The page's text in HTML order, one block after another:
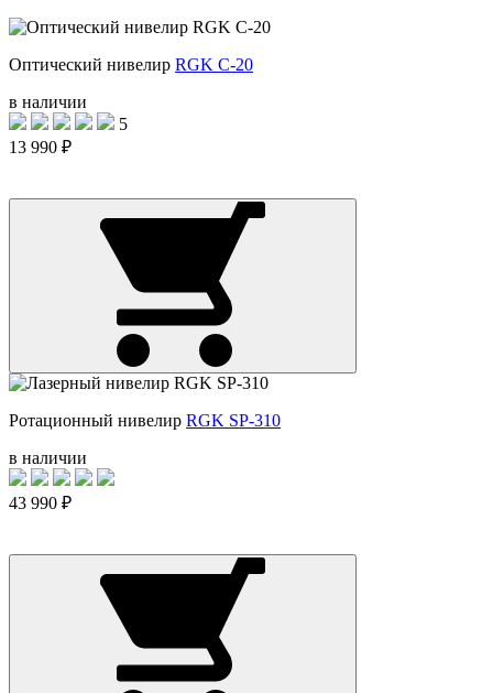
Оптический нивелир RGK C-20
в наличии
5
13 990 ₽
Ротационный нивелир RGK SP-310
в наличии
43 990 ₽